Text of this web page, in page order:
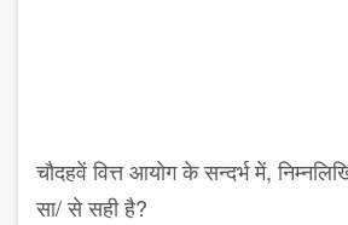
चौदहवें वित्त आयोग के सन्दर्भ में,
सा/ से सही है?